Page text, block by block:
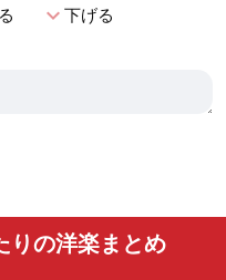
expand_more下げる
りの洋楽まとめ